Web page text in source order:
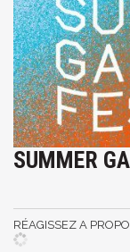
SUMMER
RÉAGISSEZ A